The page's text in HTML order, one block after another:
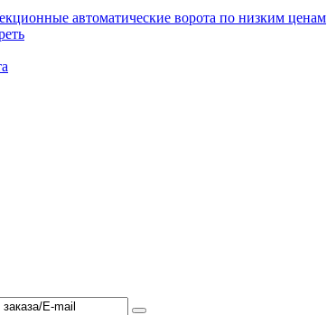
автоматические ворота по низким ценам